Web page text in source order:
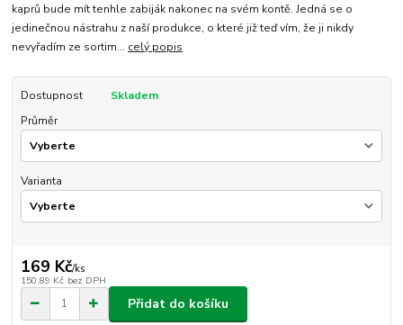
kaprů bude mít tenhle zabiják nakonec na svém kontě. Jedná se o
jedinečnou nástrahu z naší produkce, o které již teď vím, že ji nikdy
nevyřadím ze sortim... celý popis
Dostupnost
Skladem
Průměr
Varianta
169 Kč/ks
150,89 Kč bez DPH
Přidat do košíku